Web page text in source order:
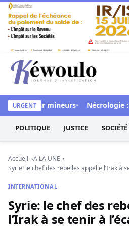
Aller au contenu
Kéwoulo, le premier site
URGENT
sur mineurs Nécrologie :
POLITIQUE JUSTICE SOCIÉTÉ
Accueil
A LA UNE
Syrie: le chef des rebelles appelle l’Irak à
INTERNATIONAL
Syrie: le chef des
l’Irak à se tenir à